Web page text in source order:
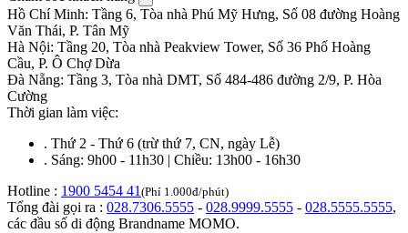
Hồ Chí Minh: Tầng 6, Tòa nhà Phú Mỹ Hưng, Số 08 đường Hoàng
Văn Thái, P. Tân Mỹ
Hà Nội: Tầng 20, Tòa nhà Peakview Tower, Số 36 Phố Hoàng
Cầu, P. Ô Chợ Dừa
Đà Nẵng: Tầng 3, Tòa nhà DMT, Số 484-486 đường 2/9, P. Hòa
Cường
Thời gian làm việc:
. Thứ 2 - Thứ 6 (trừ thứ 7, CN, ngày Lễ)
. Sáng: 9h00 - 11h30 | Chiều: 13h00 - 16h30
Hotline : 1900 5454 41 (Phí 1.000đ/phút)
Tổng đài gọi ra : 028.7306.5555 - 028.9999.5555 - 028.5555.5555,
các đầu số di động Brandname MOMO.